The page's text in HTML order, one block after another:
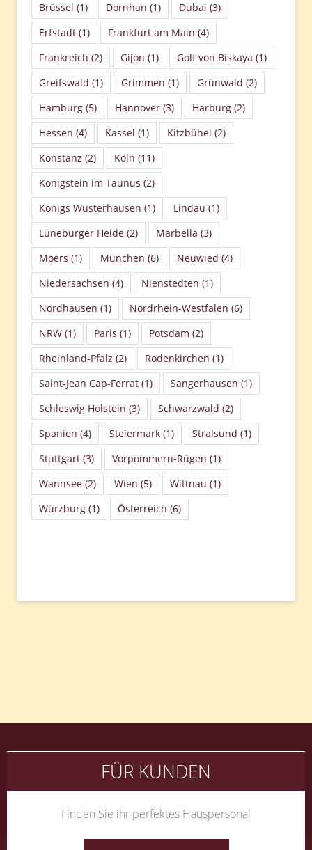
Brüssel (1) Dornhan (1) Dubai (3)
Erfstadt (1) Frankfurt am Main (4)
Frankreich (2) Gijón (1) Golf von Biskaya (1)
Greifswald (1) Grimmen (1) Grünwald (2)
Hamburg (5) Hannover (3) Harburg (2)
Hessen (4) Kassel (1) Kitzbühel (2)
Konstanz (2) Köln (11)
Königstein im Taunus (2)
Königs Wusterhausen (1) Lindau (1)
Lüneburger Heide (2) Marbella (3)
Moers (1) München (6) Neuwied (4)
Niedersachsen (4) Nienstedten (1)
Nordhausen (1) Nordrhein-Westfalen (6)
NRW (1) Paris (1) Potsdam (2)
Rheinland-Pfalz (2) Rodenkirchen (1)
Saint-Jean Cap-Ferrat (1) Sangerhausen (1)
Schleswig Holstein (3) Schwarzwald (2)
Spanien (4) Steiermark (1) Stralsund (1)
Stuttgart (3) Vorpommern-Rügen (1)
Wannsee (2) Wien (5) Wittnau (1)
Würzburg (1) Österreich (6)
FÜR KUNDEN
Finden Sie ihr perfektes Hauspersonal